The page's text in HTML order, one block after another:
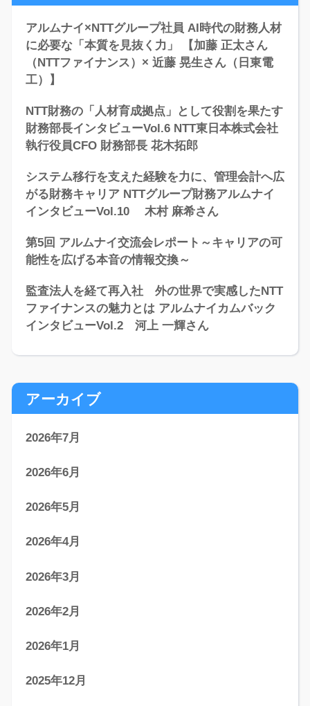
アルムナイ×NTTグループ社員 AI時代の財務人材
に必要な「本質を見抜く力」 【加藤 正太さん
（NTTファイナンス）× 近藤 晃生さん（日東電
工）】
NTT財務の「人材育成拠点」として役割を果たす
財務部長インタビューVol.6 NTT東日本株式会社
執行役員CFO 財務部長 花木拓郎
システム移行を支えた経験を力に、管理会計へ広
がる財務キャリア NTTグループ財務アルムナイ
インタビューVol.10 木村 麻希さん
第5回 アルムナイ交流会レポート～キャリアの可
能性を広げる本音の情報交換～
監査法人を経て再入社 外の世界で実感したNTT
ファイナンスの魅力とは アルムナイカムバック
インタビューVol.2 河上 一輝さん
アーカイブ
2026年7月
2026年6月
2026年5月
2026年4月
2026年3月
2026年2月
2026年1月
2025年12月